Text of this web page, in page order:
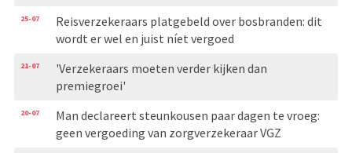
25-07
Reisverzekeraars platgebeld over bosbranden: dit
wordt er wel en juist níet vergoed
21-07
'Verzekeraars moeten verder kijken dan
premiegroei'
20-07
Man declareert steunkousen paar dagen te vroeg:
geen vergoeding van zorgverzekeraar VGZ